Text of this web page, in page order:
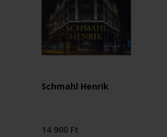
Schmahl Henrik
14 900 Ft